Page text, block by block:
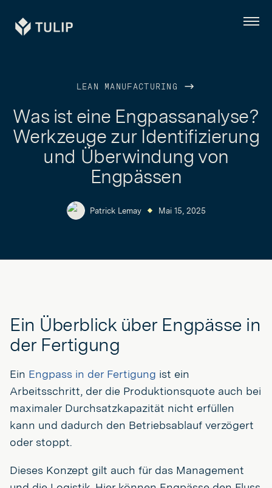
Tulip Menü
LEAN MANUFACTURING
Was ist eine Engpassanalyse?
Werkzeuge zur Identifizierung
und Überwindung von
Engpässen
Patrick Lemay Mai 15, 2025
Ein Überblick über Engpässe in
der Fertigung
Ein Engpass in der Fertigung ist ein
Arbeitsschritt, der die Produktionsquote auch bei
maximaler Durchsatzkapazität nicht erfüllen
kann und dadurch den Betriebsablauf verzögert
oder stoppt.
Dieses Konzept gilt auch für das Management